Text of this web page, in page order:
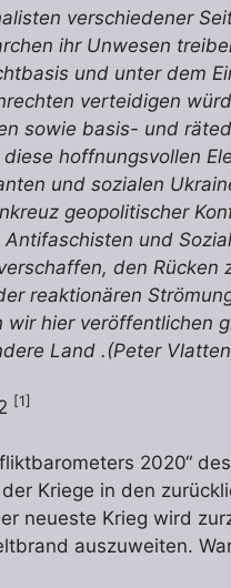
verschiedener
ihr Unwesen
und unter dem
verteidigen
sowie basis- und
hoffnungsvollen
und sozialen
geopolitischer
und
den Rücken
reaktionären
hier veröffentlichen
Land .(Peter
[1]
2020“
Kriege in den
neueste Krieg wird
auszuweiten.